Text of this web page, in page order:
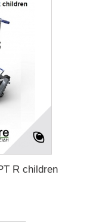
R children